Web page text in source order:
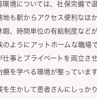
環境については、社保完備で
地も駅からアクセス便利なほ
暇、時間単位の有給制度など
のようにアットホームな職場
仕事とプライベートを両立さ
を学べる環境が整っています
を生かして患者さんにしっか